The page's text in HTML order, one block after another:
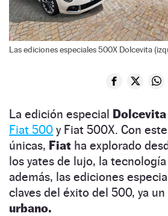
Las ediciones especiales 500X Dolcevita
La edición especial Dolcevita
Fiat 500 y Fiat 500X. Con
únicas, Fiat ha explorado
los yates de lujo, la
además, las ediciones
claves del éxito del 500, ya
urbano.